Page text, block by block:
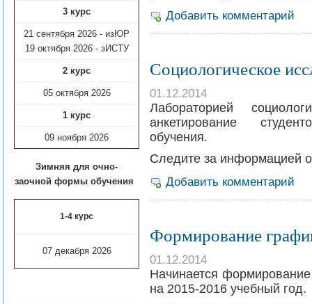
3 курс
21 сентября 2026 - изЮР
19 октября 2026 - зИСТУ
2 курс
05 октября 2026
1 курс
09 ноября 2026
Зимняя для очно-
заочной формы обучения
1-4 курс
07 декабря 2026
Добавить комментарий
Социологическое
01.12.2014
Лабораторией
анкетирование
обучения.
Следите за информацией о
Добавить комментарий
Формирование
01.12.2014
Начинается
на 2015-2016 учебный год.